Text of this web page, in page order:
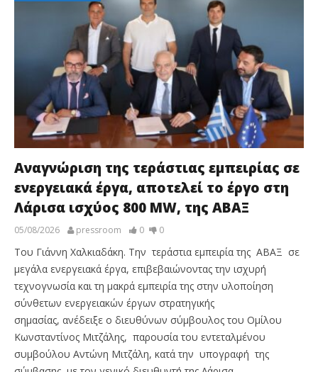
Αναγνώριση της τεράστιας εμπειρίας σε
ενεργειακά έργα, αποτελεί το έργο στη
Λάρισα ισχύος 800 ΜW, της ΑΒΑΞ
05/08/2026 pressroom 0 0
Του Γιάννη Χαλκιαδάκη. Την τεράστια εμπειρία της ΑΒΑΞ σε
μεγάλα ενεργειακά έργα, επιβεβαιώνοντας την ισχυρή
τεχνογνωσία και τη μακρά εμπειρία της στην υλοποίηση
σύνθετων ενεργειακών έργων στρατηγικής
σημασίας, ανέδειξε ο διευθύνων σύμβουλος του Ομίλου
Κωνσταντίνος Μιτζάλης, παρουσία του εντεταλμένου
συμβούλου Αντώνη Μιτζάλη, κατά την υπογραφή της